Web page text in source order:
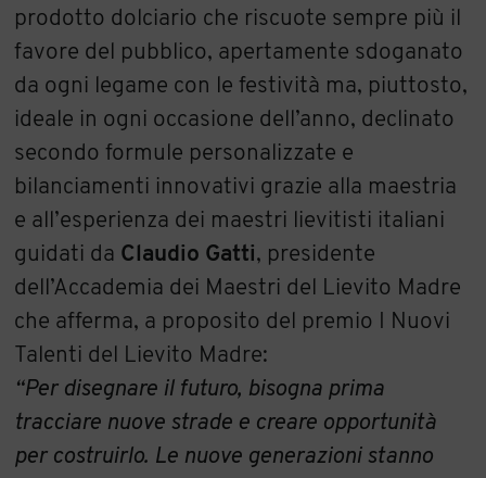
prodotto dolciario che riscuote sempre più il
favore del pubblico, apertamente sdoganato
da ogni legame con le festività ma, piuttosto,
ideale in ogni occasione dell’anno, declinato
secondo formule personalizzate e
bilanciamenti innovativi grazie alla maestria
e all’esperienza dei maestri lievitisti italiani
guidati da Claudio Gatti, presidente
dell’Accademia dei Maestri del Lievito Madre
che afferma, a proposito del premio I Nuovi
Talenti del Lievito Madre:
“Per disegnare il futuro, bisogna prima
tracciare nuove strade e creare opportunità
per costruirlo. Le nuove generazioni stanno